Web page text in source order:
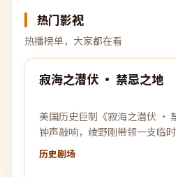
热门影视
热播榜单，大家都在看
热门
寂海之潜伏 · 禁忌之地
美国历史巨制《寂海之潜伏 ·
钟声敲响，绫野刚带领一支临
后的微光。
历史剧场